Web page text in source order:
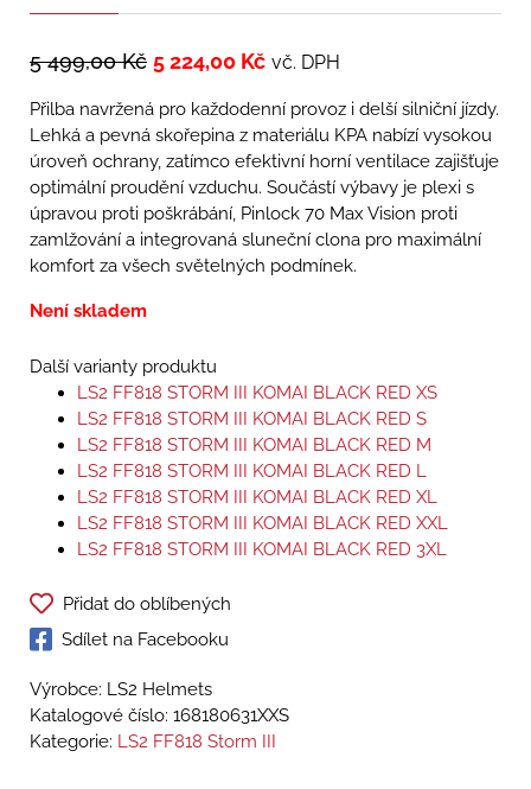
5 499,00Kč 5 224,00 Kč vč. DPH
Přilba navržená pro každodenní provoz i delší silniční jízdy.
Lehká a pevná skořepina z materiálu KPA nabízí vysokou
úroveň ochrany, zatímco efektivní horní ventilace zajišťuje
optimální proudění vzduchu. Součástí výbavy je plexi s
úpravou proti poškrábání, Pinlock 70 Max Vision proti
zamlžování a integrovaná sluneční clona pro maximální
komfort za všech světelných podmínek.
Není skladem
Další varianty produktu
LS2 FF818 STORM III KOMAI BLACK RED XS
LS2 FF818 STORM III KOMAI BLACK RED S
LS2 FF818 STORM III KOMAI BLACK RED M
LS2 FF818 STORM III KOMAI BLACK RED L
LS2 FF818 STORM III KOMAI BLACK RED XL
LS2 FF818 STORM III KOMAI BLACK RED XXL
LS2 FF818 STORM III KOMAI BLACK RED 3XL
Přidat do oblíbených
Sdílet na Facebooku
Výrobce: LS2 Helmets
Katalogové číslo: 168180631XXS
Kategorie: LS2 FF818 Storm III